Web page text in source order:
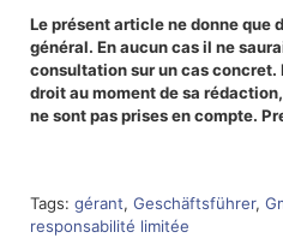
Le présent article ne donne que
général. En aucun cas il ne
consultation sur un cas
droit au moment de sa
ne sont pas prises en compte.
Tags: gérant, Geschäftsführer,
responsabilité limitée